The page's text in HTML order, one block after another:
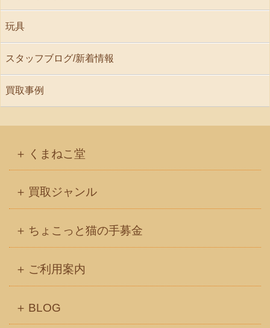
玩具
スタッフブログ/新着情報
買取事例
くまねこ堂
買取ジャンル
ちょこっと猫の手募金
ご利用案内
BLOG